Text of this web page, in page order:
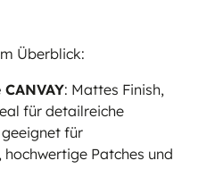
Überblick:
: Mattes Finish,
für detailreiche
für
Patches und